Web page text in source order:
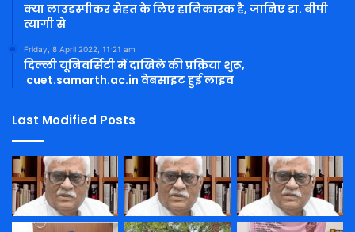
क्या लाउडस्पीकर सेहत के लिए हानिकारक है, जानिए डा. बीपी
त्यागी से
Friday, 8 April 2022, 11:21 am
दिल्ली यूनिवर्सिटी में दाखिले की प्रक्रिया शुरू,
cuet.samarth.ac.in वेबसाइट हुई लाइव
Last Modified Posts